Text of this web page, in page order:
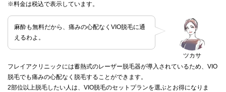
※料金は税込で表示しています。
ツカサ
麻酔も無料だから、痛みの心配なくVIO脱毛に通
えるわよ。
フレイアクリニックには蓄熱式のレーザー脱毛器が導入されているため、VIO
脱毛でも痛みの心配なく脱毛することができます。
2部位以上脱毛したい人は、VIO脱毛のセットプランを選ぶとお得になりま